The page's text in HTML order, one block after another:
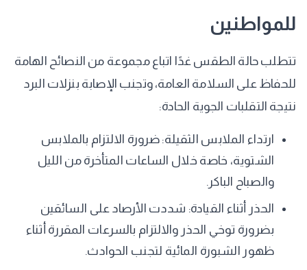
للمواطنين
​تتطلب حالة الطقس غدًا اتباع مجموعة من النصائح الهامة
للحفاظ على السلامة العامة، وتجنب الإصابة بنزلات البرد
نتيجة التقلبات الجوية الحادة:
​ارتداء الملابس الثقيلة: ضرورة الالتزام بالملابس
الشتوية، خاصة خلال الساعات المتأخرة من الليل
والصباح الباكر.
​الحذر أثناء القيادة: شددت الأرصاد على السائقين
بضرورة توخي الحذر والالتزام بالسرعات المقررة أثناء
ظهور الشبورة المائية لتجنب الحوادث.